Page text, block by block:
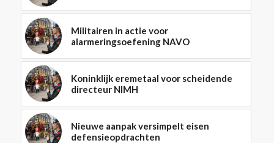
Militairen in actie voor
alarmeringsoefening NAVO
Koninklijk eremetaal voor scheidende
directeur NIMH
Nieuwe aanpak versimpelt eisen
defensieopdrachten